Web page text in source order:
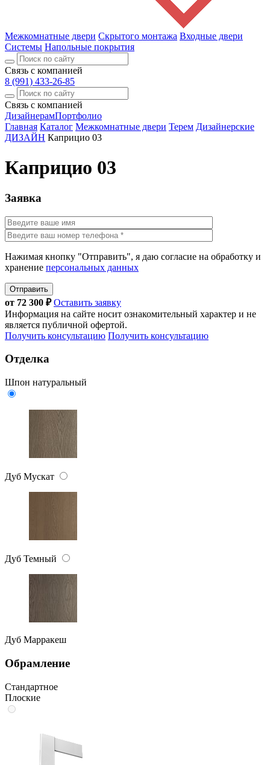
Межкомнатные двери Скрытого монтажа Входные двери
Системы Напольные покрытия
Связь с компанией
8 (991) 433-26-85
Связь с компанией
ДизайнерамПортфолио
Главная Каталог Межкомнатные двери Терем Дизайнерские
ДИЗАЙН Каприцио 03
Каприцио 03
Заявка
Нажимая кнопку "Отправить", я даю согласие на обработку и
хранение персональных данных
Отправить
от 72 300 ₽Оставить заявку
Информация на сайте носит ознакомительный характер и не
является публичной офертой.
Получить консультацию Получить консультацию
Отделка
Шпон натуральный
Дуб Мускат
Дуб Темный
Дуб Марракеш
Обрамление
Стандартное
Плоские